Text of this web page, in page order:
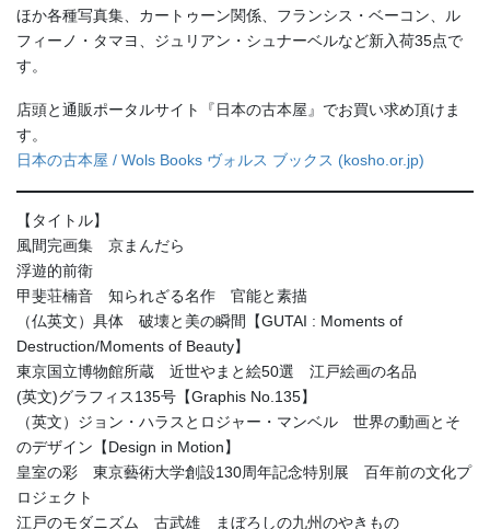
ほか各種写真集、カートゥーン関係、フランシス・ベーコン、ル
フィーノ・タマヨ、ジュリアン・シュナーベルなど新入荷35点で
す。
店頭と通販ポータルサイト『日本の古本屋』でお買い求め頂けま
す。
日本の古本屋 / Wols Books ヴォルス ブックス (kosho.or.jp)
【タイトル】
風間完画集 京まんだら
浮遊的前衛
甲斐荘楠音 知られざる名作 官能と素描
（仏英文）具体 破壊と美の瞬間【GUTAI : Moments of
Destruction/Moments of Beauty】
東京国立博物館所蔵 近世やまと絵50選 江戸絵画の名品
(英文)グラフィス135号【Graphis No.135】
（英文）ジョン・ハラスとロジャー・マンベル 世界の動画とそ
のデザイン【Design in Motion】
皇室の彩 東京藝術大学創設130周年記念特別展 百年前の文化プ
ロジェクト
江戸のモダニズム 古武雄 まぼろしの九州のやきもの